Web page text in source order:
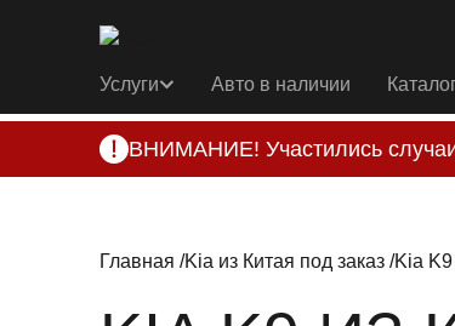
Услуги Авто в наличии
ВНИМАНИЕ! Участились
Главная Kia из Китая под заказ Kia K9